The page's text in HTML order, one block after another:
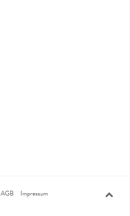
AGB Impressum